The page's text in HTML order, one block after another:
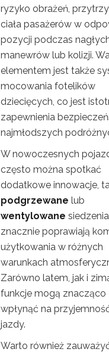
ryzyko obrażeń,
ciała pasażerów w
pozycji podczas
manewrów lub kolizji.
elementem jest także
mocowania fotelików
dziecięcych, co jest
zapewnienia
najmłodszych
W nowoczesnych
często można spotkać
dodatkowe innowacje,
podgrzewane lub
wentylowane
znacznie poprawiają
użytkowania w różnych
warunkach
Zarówno latem, jak i
funkcje mogą znacząco
wpłynąć na
jazdy.
Warto również